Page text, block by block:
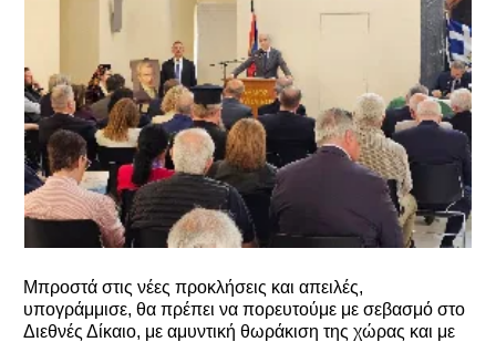
Μπροστά στις νέες προκλήσεις και απειλές,
υπογράμμισε, θα πρέπει να πορευτούμε με σεβασμό στο
Διεθνές Δίκαιο, με αμυντική θωράκιση της χώρας και με